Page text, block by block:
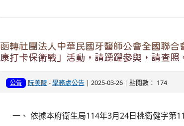
函轉社團法人中華民國牙醫師公會全國聯
康打卡保衛戰」活動，請踴躍參與，請查照
公告 阮美陵-學務處公告 | 2025-03-26 | 點閱數： 174
一、 依據本府衛生局114年3月24日桃衛健字第